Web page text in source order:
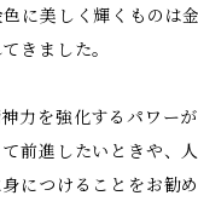
に美しく輝くものは
きました。
力を強化するパワーが
前進したいときや、
につけることをお勧